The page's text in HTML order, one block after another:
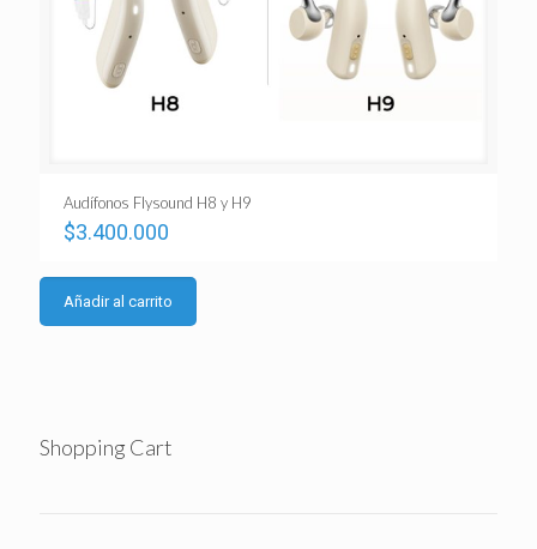
Audífonos Flysound H8 y H9
$3.400.000
Añadir al carrito
Shopping Cart